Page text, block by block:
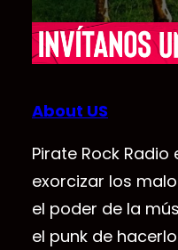
About US
Pirate Rock
exorcizar los
el poder de la
el punk de